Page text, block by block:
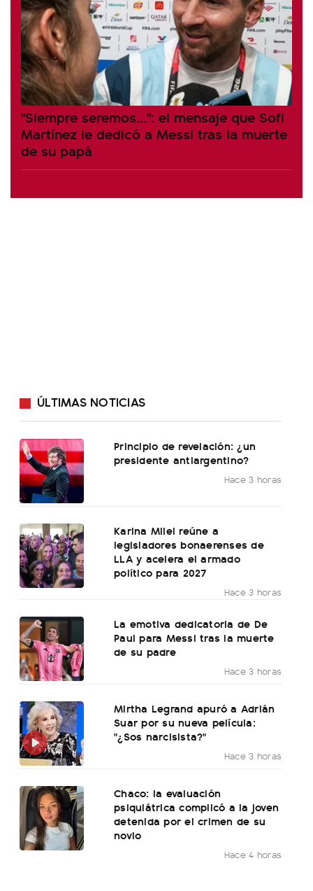
"Siempre seremos...": el mensaje que Sofi
Martínez le dedicó a Messi tras la muerte
de su papá
ÚLTIMAS NOTICIAS
Principio de revelación: ¿un
presidente antiargentino?
Hace 3 horas
Karina Milei reúne a
legisladores bonaerenses de
LLA y acelera el armado
político para 2027
Hace 3 horas
La emotiva dedicatoria de De
Paul para Messi tras la muerte
de su padre
Hace 3 horas
Mirtha Legrand apuró a Adrián
Suar por su nueva película:
"¿Sos narcisista?"
Hace 3 horas
Chaco: la evaluación
psiquiátrica complicó a la joven
detenida por el crimen de su
novio
Hace 4 horas